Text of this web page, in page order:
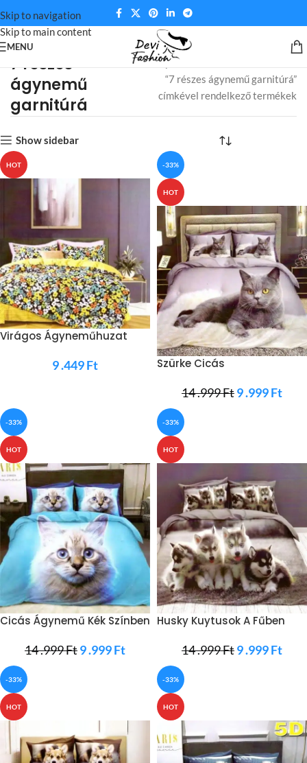
Skip to navigation
Skip to main content
MENU
7 részes
ágynemű
garnitúrá
Kezdőlap
“7 részes ágynemű garnitúrá”
címkével rendelkező termékek
Show sidebar
HOT
Virágos Ágyneműhuzat
9 .449Ft
-33%
HOT
Szürke Cicás
14 .999Ft9 .999Ft
-33%
HOT
Cicás Ágynemű Kék Színben
14 .999Ft9 .999Ft
-33%
HOT
Husky Kuytusok A Fűben
14 .999Ft9 .999Ft
-33%
HOT
-33%
HOT